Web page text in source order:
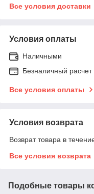
Все условия доставки
Условия оплаты
Наличными
Безналичный расчет
Все условия оплаты
Условия возврата
Возврат товара в
Все условия возврата
Подобные товары